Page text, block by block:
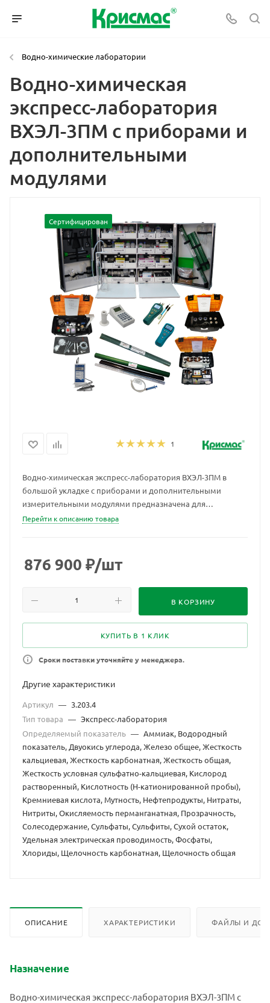
Водно-химические лаборатории
Водно-химическая
экспресс-лаборатория
ВХЭЛ-3ПМ с приборами и
дополнительными
модулями
Сертифицирован
1
Водно-химическая экспресс-лаборатория ВХЭЛ-3ПМ в
большой укладке с приборами и дополнительными
измерительными модулями предназначена для
проведения комплексного аналитического химического
Перейти к описанию товара
876 900 ₽/шт
В КОРЗИНУ
КУПИТЬ В 1 КЛИК
Сроки поставки уточняйте у менеджера.
Другие характеристики
Артикул — 3.203.4
Тип товара — Экспресс-лаборатория
Определяемый показатель — Аммиак, Водородный
показатель, Двуокись углерода, Железо общее, Жесткость
кальциевая, Жесткость карбонатная, Жесткость общая,
Жесткость условная сульфатно-кальциевая, Кислород
растворенный, Кислотность (Н-катионированной пробы),
Кремниевая кислота, Мутность, Нефтепродукты, Нитраты,
Нитриты, Окисляемость перманганатная, Прозрачность,
Солесодержание, Сульфаты, Сульфиты, Сухой остаток,
Удельная электрическая проводимость, Фосфаты,
Хлориды, Щелочность карбонатная, Щелочность общая
ОПИСАНИЕ ХАРАКТЕРИСТИКИ ФАЙЛЫ И
Назначение
Водно-химическая экспресс-лаборатория ВХЭЛ-3ПМ с